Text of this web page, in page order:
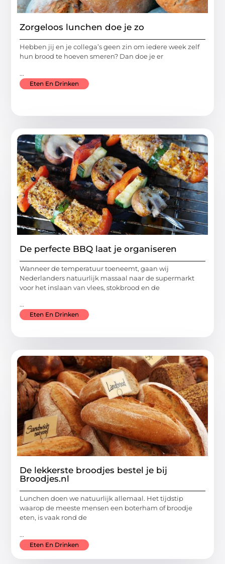
Zorgeloos lunchen doe je zo
Hebben jij en je collega’s geen zin om iedere week zelf
hun brood te hoeven smeren? Dan doe je er
...
Eten En Drinken
De perfecte BBQ laat je organiseren
Wanneer de temperatuur toeneemt, gaan wij
Nederlanders natuurlijk massaal naar de supermarkt
voor het inslaan van vlees, stokbrood en de
...
Eten En Drinken
De lekkerste broodjes bestel je bij
Broodjes.nl
Lunchen doen we natuurlijk allemaal. Het tijdstip
waarop de meeste mensen een boterham of broodje
eten, is vaak rond de
...
Eten En Drinken